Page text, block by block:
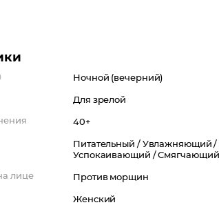
Ночной (вечерний)
Для зрелой
40+
Питательный / Увлажняющий /
Успокаивающий /
лице Против морщин
Женский